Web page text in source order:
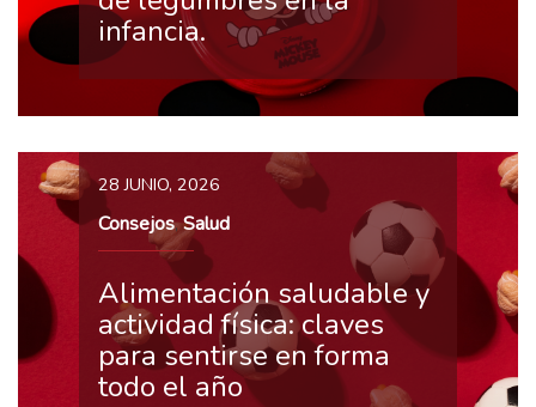
infancia.
28 JUNIO, 2026
Consejos,Salud
Alimentación saludable y
actividad física: claves
para sentirse en forma
todo el año